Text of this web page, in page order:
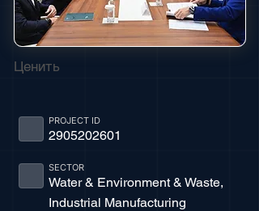
Ценить
2905202601
PROJECT ID
Water & Environment & Waste,
Industrial Manufacturing
SECTOR